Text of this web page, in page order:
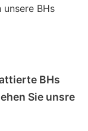
BHs
BHs
Sie unsre